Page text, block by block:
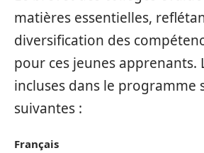
matières essentielles,
diversification des
pour ces jeunes apprenants.
incluses dans le programme
suivantes :
Français